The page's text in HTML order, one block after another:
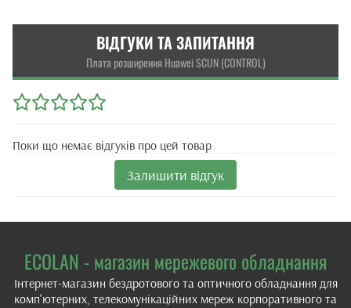
ВІДГУКИ ТА ЗАПИТАННЯ
Плата розширення Huawei SCUN (CONTROL)
Поки що немає відгуків про цей товар
Залишити відгук
ECOLAN - магазин мережевого обладнання
Інтернет-магазин бездротового та оптичного обладнання для
комп'ютерних, телекомунікаційних мереж корпоративного та